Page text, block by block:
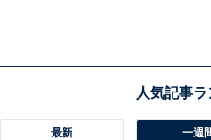
・自己最高記録……1時間26
最新 一週